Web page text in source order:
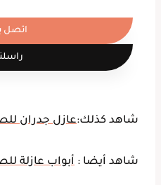
اتصل
شاهد كذلك:عازل جدران
شاهد أيضا : أبواب عازلة